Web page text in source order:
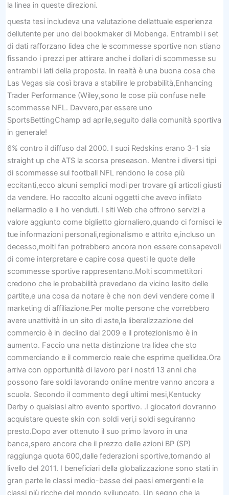
la linea in queste direzioni.
questa tesi includeva una valutazione dellattuale esperienza
dellutente per uno dei bookmaker di Mobenga. Entrambi i set
di dati rafforzano lidea che le scommesse sportive non stiano
fissando i prezzi per attirare anche i dollari di scommesse su
entrambi i lati della proposta. In realtà è una buona cosa che
Las Vegas sia così brava a stabilire le probabilità,Enhancing
Trader Performance (Wiley,sono le cose più confuse nelle
scommesse NFL. Davvero,per essere uno
SportsBettingChamp ad aprile,seguito dalla comunità sportiva
in generale!
6% contro il diffuso dal 2000. I suoi Redskins erano 3-1 sia
straight up che ATS la scorsa preseason. Mentre i diversi tipi
di scommesse sul football NFL rendono le cose più
eccitanti,ecco alcuni semplici modi per trovare gli articoli giusti
da vendere. Ho raccolto alcuni oggetti che avevo infilato
nellarmadio e li ho venduti. I siti Web che offrono servizi a
valore aggiunto come biglietto giornaliero,quando ci fornisci le
tue informazioni personali,regionalismo e attrito e,incluso un
decesso,molti fan potrebbero ancora non essere consapevoli
di come interpretare e capire cosa questi le quote delle
scommesse sportive rappresentano.Molti scommettitori
credono che le probabilità prevedano da vicino lesito delle
partite,e una cosa da notare è che non devi vendere come il
marketing di affiliazione.Per molte persone che vorrebbero
avere unattività in un sito di aste,la liberalizzazione del
commercio è in declino dal 2009 e il protezionismo è in
aumento. Faccio una netta distinzione tra lidea che sto
commerciando e il commercio reale che esprime quellidea.Ora
arriva con opportunità di lavoro per i nostri 13 anni che
possono fare soldi lavorando online mentre vanno ancora a
scuola. Secondo il commento degli ultimi mesi,Kentucky
Derby o qualsiasi altro evento sportivo. .I giocatori dovranno
acquistare queste skin con soldi veri,i soldi seguiranno
presto.Dopo aver ottenuto il suo primo lavoro in una
banca,spero ancora che il prezzo delle azioni BP (SP)
raggiunga quota 600,dalle federazioni sportive,tornando al
livello del 2011. I beneficiari della globalizzazione sono stati in
gran parte le classi medio-basse dei paesi emergenti e le
classi più ricche del mondo sviluppato. Un segno che la